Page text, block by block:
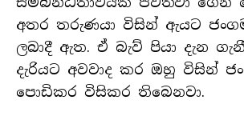
අතර තරුණයා විසින් ඇයට
ලබාදී ඇත. ඒ බැව් පියා දැන
දැරියට අවවාද කර ඔහු විසින්
පොඩිකර විසිකර තිබෙනවා.